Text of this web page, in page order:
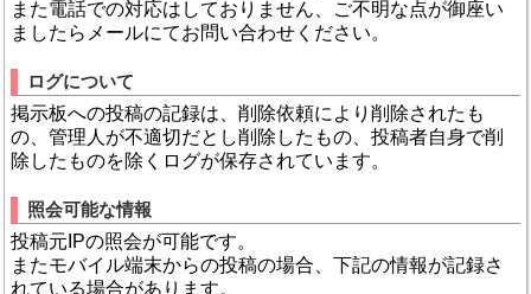
また電話での対応はしておりません、ご不明な点が御座い
ましたらメールにてお問い合わせください。
ログについて
掲示板への投稿の記録は、削除依頼により削除されたも
の、管理人が不適切だとし削除したもの、投稿者自身で削
除したものを除くログが保存されています。
照会可能な情報
投稿元IPの照会が可能です。
またモバイル端末からの投稿の場合、下記の情報が記録さ
れている場合があります。